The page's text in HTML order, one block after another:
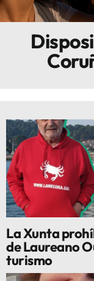
Sostenibilidad
Innova
La Xunta
de Laureano
turismo